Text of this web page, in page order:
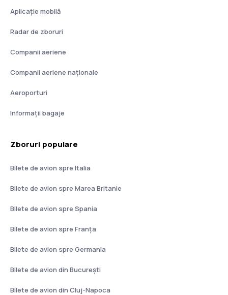
Aplicație mobilă
Radar de zboruri
Companii aeriene
Companii aeriene naţionale
Aeroporturi
Informații bagaje
Zboruri populare
Bilete de avion spre Italia
Bilete de avion spre Marea Britanie
Bilete de avion spre Spania
Bilete de avion spre Franţa
Bilete de avion spre Germania
Bilete de avion din București
Bilete de avion din Cluj-Napoca